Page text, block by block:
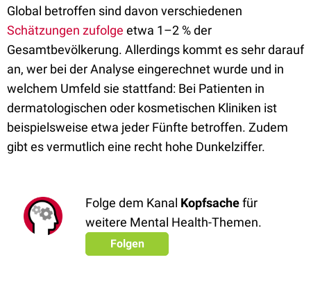
Global betroffen sind davon verschiedenen
Schätzungen zufolge etwa 1–2 % der
Gesamtbevölkerung. Allerdings kommt es sehr darauf
an, wer bei der Analyse eingerechnet wurde und in
welchem Umfeld sie stattfand: Bei Patienten in
dermatologischen oder kosmetischen Kliniken ist
beispielsweise etwa jeder Fünfte betroffen. Zudem
gibt es vermutlich eine recht hohe Dunkelziffer.
Folge dem Kanal Kopfsachefür
weitere Mental Health-Themen.
Folgen